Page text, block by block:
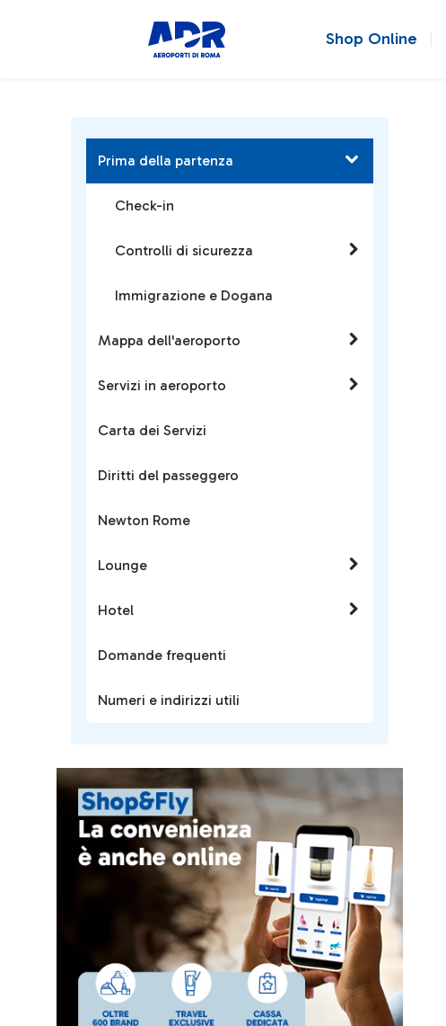
Shop Online
Prima della partenza
Check-in
Controlli di sicurezza
Immigrazione e Dogana
Mappa dell'aeroporto
Servizi in aeroporto
Carta dei Servizi
Diritti del passeggero
Newton Rome
Lounge
Hotel
Domande frequenti
Numeri e indirizzi utili